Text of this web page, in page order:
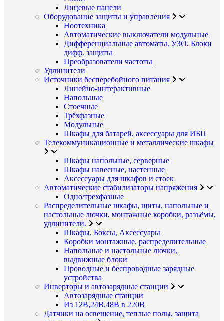
Лицевые панели
Оборудование защиты и управления
Ноотехника
Автоматические выключатели модульные
Дифференциальные автоматы. УЗО. Блоки
дифф. защиты
Преобразователи частоты
Удлинители
Источники бесперебойного питания
Линейно-интерактивные
Напольные
Стоечные
Трёхфазные
Модульные
Шкафы для батарей, аксессуары для ИБП
Телекоммуникационные и металлические шкафы
Шкафы напольные, серверные
Шкафы навесные, настенные
Аксессуары для шкафов и стоек
Автоматические стабилизаторы напряжения
Одно/трехфазные
Распределительные шкафы, щиты, напольные и
настольные лючки, монтажные коробки, разъёмы,
удлинители.
Шкафы, Боксы, Аксессуары
Коробки монтажные, распределительные
Напольные и настольные лючки,
выдвижные блоки
Проводные и беспроводные зарядные
устройства
Инверторы и автозарядные станции
Автозарядные станции
Из 12В,24В,48В в 220В
Датчики на освещение, теплые полы, защита